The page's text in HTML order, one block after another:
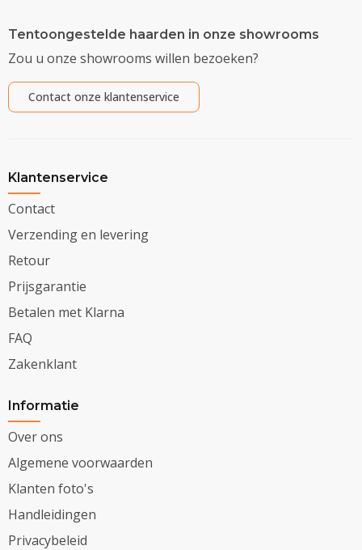
Tentoongestelde haarden in onze showrooms
Zou u onze showrooms willen bezoeken?
Contact onze klantenservice
Klantenservice
Contact
Verzending en levering
Retour
Prijsgarantie
Betalen met Klarna
FAQ
Zakenklant
Informatie
Over ons
Algemene voorwaarden
Klanten foto's
Handleidingen
Privacybeleid